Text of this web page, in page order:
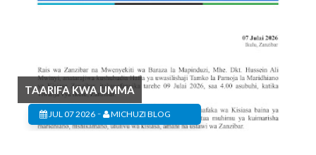
TAARIFA KWA UMMA
JUL 07 2026 - MICHUZI BLOG